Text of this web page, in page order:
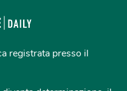
registrata presso il